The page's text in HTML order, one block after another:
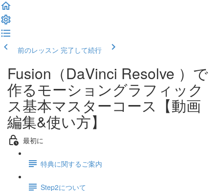
前のレッスン 完了して続行
Fusion（DaVinci Resolve ）で
作るモーショングラフィック
ス基本マスターコース【動画
編集&使い方】
最初に
特典に関するご案内
Step2について